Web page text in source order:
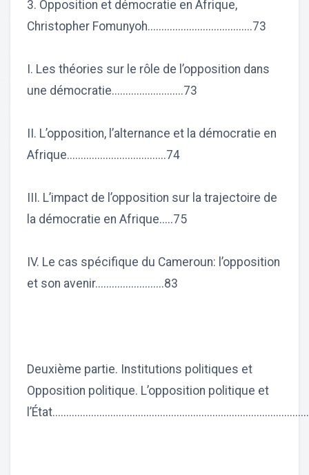
3. Opposition et démocratie en Afrique,
Christopher Fomunyoh......................................73
I. Les théories sur le rôle de l’opposition dans
une démocratie..........................73
II. L’opposition, l’alternance et la démocratie en
Afrique....................................74
III. L’impact de l’opposition sur la trajectoire de
la démocratie en Afrique.....75
IV. Le cas spécifique du Cameroun: l’opposition
et son avenir.........................83
Deuxième partie. Institutions politiques et
Opposition politique. L’opposition politique et